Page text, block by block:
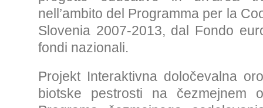
nell’ambito del Programma per la
Slovenia 2007-2013, dal Fondo
fondi nazionali.
Projekt Interaktivna določevalna
biotske pestrosti na čezmejnem